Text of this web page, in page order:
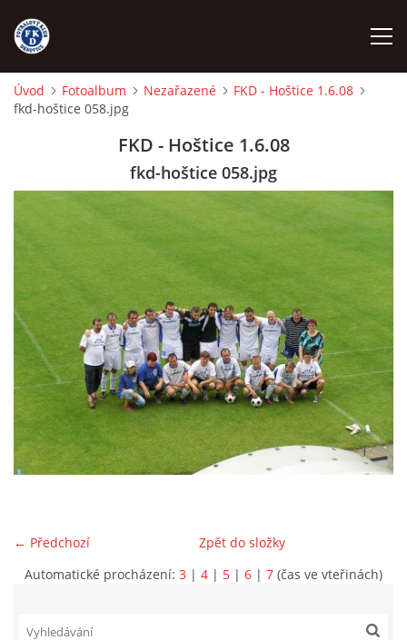
ÚVOD
STARŠÍ DOROST
STARŠÍ ŽÁCI
MLADŠÍ ŽÁCI
STARŠÍ PŘÍPRAVKA R 2012 + 2013
Úvod Fotoalbum Nezařazené
FKD - Hoštice 1.6.08
fkd-hoštice 058.jpg
FKD - Hoštice 1.6.08
fkd-hoštice 058.jpg
← Předchozí
Zpět do složky
Automatické procházení: 3 | 4 | 5 | 6 | 7 (čas ve vteřinách)